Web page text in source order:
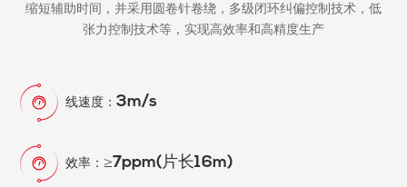
缩短辅助时间，并采用圆卷针卷绕，多级闭环纠偏控制技术，低
张力控制技术等，实现高效率和高精度生产
线速度： 3m/s
效率： ≥7ppm(片长16m)